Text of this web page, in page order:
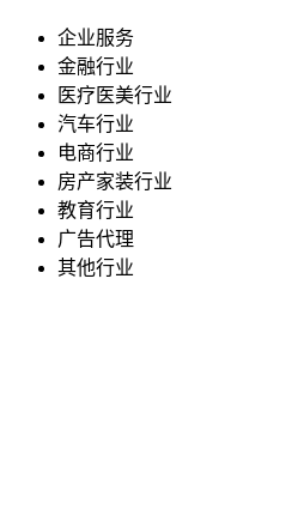
企业服务
金融行业
医疗医美行业
汽车行业
电商行业
房产家装行业
教育行业
广告代理
其他行业